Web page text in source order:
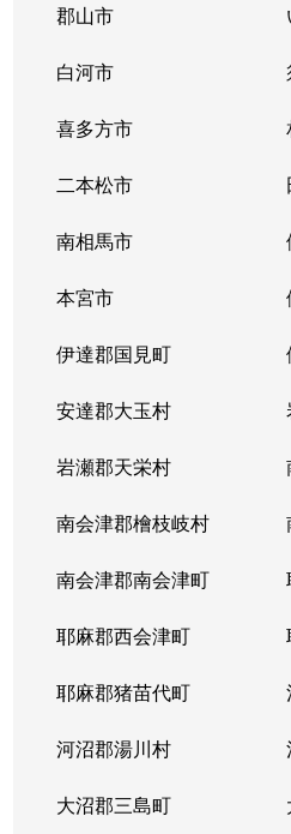
郡山市
白河市
喜多方市
二本松市
南相馬市
本宮市
伊達郡国見町
安達郡大玉村
岩瀬郡天栄村
南会津郡檜枝岐村
南会津郡南会津町
耶麻郡西会津町
耶麻郡猪苗代町
河沼郡湯川村
大沼郡三島町